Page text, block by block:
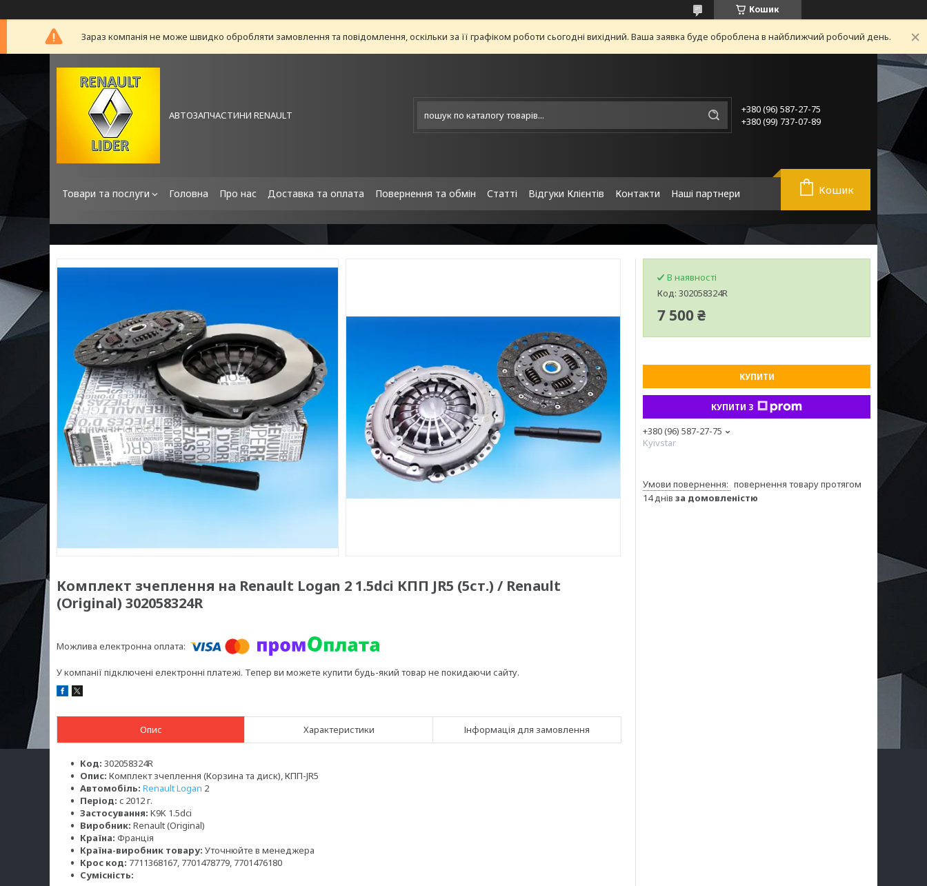
Кошик
Зараз компанія не може швидко обробляти замовлення та повідомлення, оскільки за її графіком роботи сьогодні вихідний. Ваша заявка буде оброблена в найближчий робочий день.
АВТОЗАПЧАСТИНИ RENAULT
+380 (96) 587-27-75
+380 (99) 737-07-89
Товари та послуги Головна Про нас Доставка та оплата Повернення та обмін Статті Відгуки Клієнтів Контакти Наші партнери Кошик
Комплект зчеплення на Renault Logan 2 1.5dci КПП JR5 (5ст.) / Renault
(Original) 302058324R
У компанії підключені електронні платежі. Тепер ви можете купити будь-який товар не покидаючи сайту.
Опис Характеристики Інформація для замовлення
Код: 302058324R
Опис: Комплект зчеплення (Корзина та диск), КПП-JR5
Автомобіль: Renault Logan 2
Період: c 2012 г.
Застосування: K9K 1.5dci
Виробник: Renault (Original)
Країна: Франція
Країна-виробник товару: Уточнюйте в менеджера
Крос код: 7711368167, 7701478779, 7701476180
Сумісність:
В наявності
Код: 302058324R
7 500 ₴
КУПИТИ
КУПИТИ З
+380 (96) 587-27-75
Kyivstar
повернення товару протягом
14 днів за домовленістю